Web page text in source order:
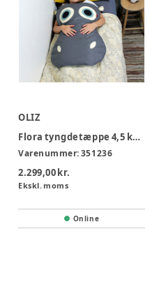
OLIZ
Flora tyngdetæppe 4,5 kg 5 år +
Varenummer:351236
2.299,00 kr.
Ekskl. moms
Online